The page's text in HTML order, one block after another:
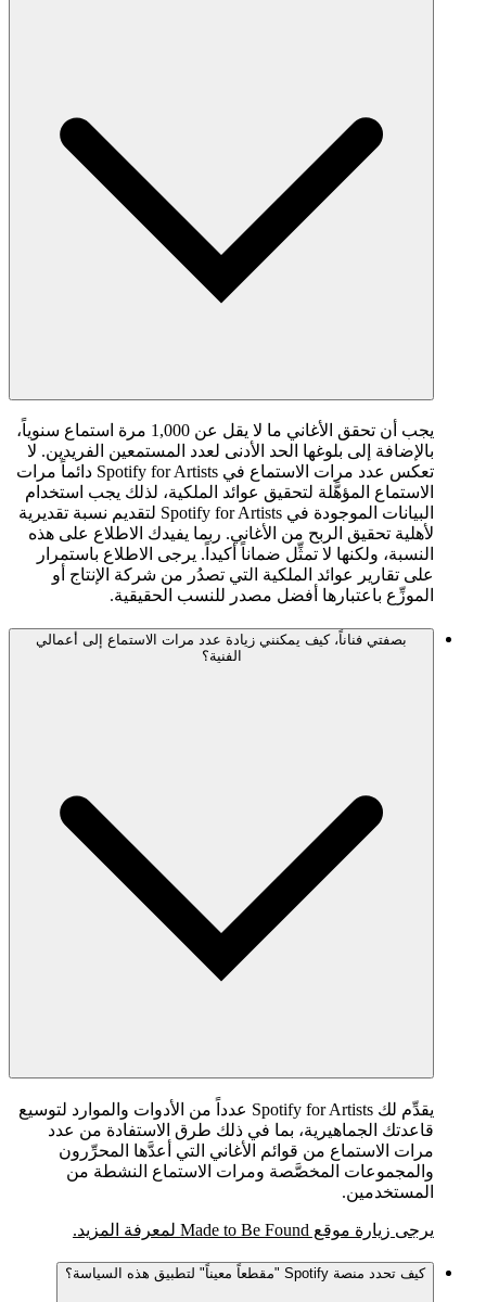
يجب أن تحقق الأغاني ما لا يقل عن 1,000 مرة استماع سنوياً،
بالإضافة إلى بلوغها الحد الأدنى لعدد المستمعين الفريدين. لا
تعكس عدد مرات الاستماع في Spotify for Artists دائماً مرات
الاستماع المؤهَّلة لتحقيق عوائد الملكية، لذلك يجب استخدام
البيانات الموجودة في Spotify for Artists لتقديم نسبة تقديرية
لأهلية تحقيق الربح من الأغاني. ربما يفيدك الاطلاع على هذه
النسبة، ولكنها لا تمثِّل ضماناً أكيداً. يرجى الاطلاع باستمرار
على تقارير عوائد الملكية التي تصدُر من شركة الإنتاج أو
الموزِّع باعتبارها أفضل مصدر للنسب الحقيقية.
بصفتي فناناً، كيف يمكنني زيادة عدد مرات الاستماع إلى أعمالي
الفنية؟
يقدِّم لك Spotify for Artists عدداً من الأدوات والموارد لتوسيع
قاعدتك الجماهيرية، بما في ذلك طرق الاستفادة من عدد
مرات الاستماع من قوائم الأغاني التي أعدَّها المحرِّرون
والمجموعات المخصَّصة ومرات الاستماع النشطة من
المستخدمين.
يرجى زيارة موقع Made to Be Found لمعرفة المزيد.
كيف تحدد منصة Spotify "مقطعاً معيناً" لتطبيق هذه السياسة؟